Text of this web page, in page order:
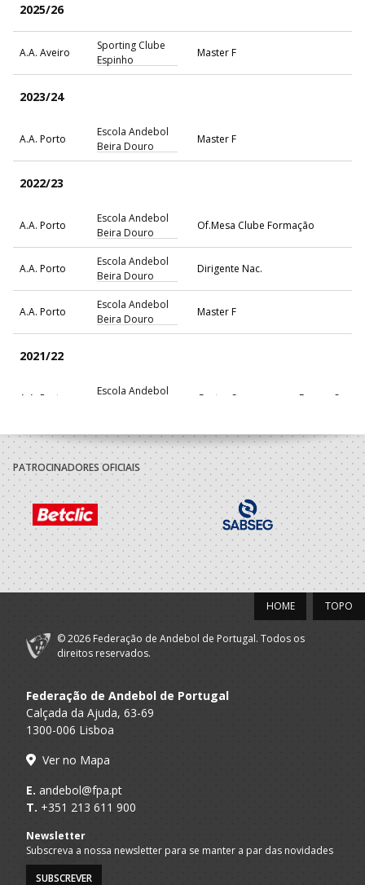
2025/26
A.A. Aveiro
Sporting Clube
Espinho
Master F
2023/24
A.A. Porto
Escola Andebol
Beira Douro
Master F
2022/23
A.A. Porto
Escola Andebol
Beira Douro
Of.Mesa Clube Formação
A.A. Porto
Escola Andebol
Beira Douro
Dirigente Nac.
A.A. Porto
Escola Andebol
Beira Douro
Master F
2021/22
A.A. Porto
Escola Andebol
Gestor Segurança em Formação
A.A. Porto
Escola Andebol
Beira Douro
Of.Mesa Clube Formação
A.A. Porto
Escola Andebol
Beira Douro
Master F
2020/21
A.A. Porto
DAC - DOURO
ANDEBOL CLUBE
Master F
A.A. Porto
DAC - DOURO
A.A. Porto
DAC - DOURO
ANDEBOL CLUBE
Seniores F
A.A. Porto
ANDEBOL CLUBE
2015/16
A.A. Porto
DAC - DOURO
PATROCINADORES OFICIAIS
TOPO
HOME
© 2026 Federação de Andebol de Portugal. Todos os
direitos reservados.
Federação de Andebol de Portugal
Calçada da Ajuda, 63-69
1300-006 Lisboa
Ver no Mapa
E. andebol@fpa.pt
T. +351 213 611 900
Newsletter
Subscreva a nossa newsletter para se manter a par das novidades
SUBSCREVER